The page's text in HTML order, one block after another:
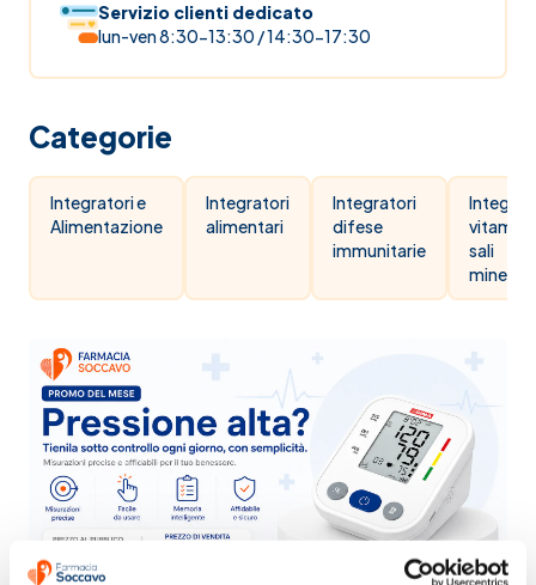
Servizio clienti dedicato
lun-ven 8:30-13:30 / 14:30-17:30
Categorie
Integratori e
Alimentazione
Integratori
alimentari
Integratori
difese
immunitarie
sali
minerali